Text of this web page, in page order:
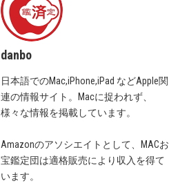
danbo
日本語でのMac,iPhone,iPad などApple関
連の情報サイト。Macに捉われず、
様々な情報を掲載しています。
Amazonのアソシエイトとして、MACお
宝鑑定団は適格販売により収入を得て
います。